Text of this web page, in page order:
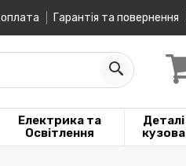
Гарантія та повернення
Електрика та
Освітлення
Деталі
кузова